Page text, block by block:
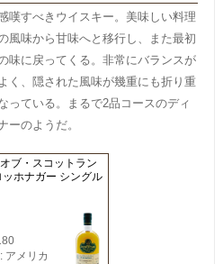
嘆すべきウイスキー。美味しい料理
風味から甘味へと移行し、また最初
味に戻ってくる。非常にバランスが
く、隠された風味が幾重にも折り重
っている。まるで2品コースのディ
ーのようだ。
ブ・スコットラン
ッホナガー シングル
アメリカ